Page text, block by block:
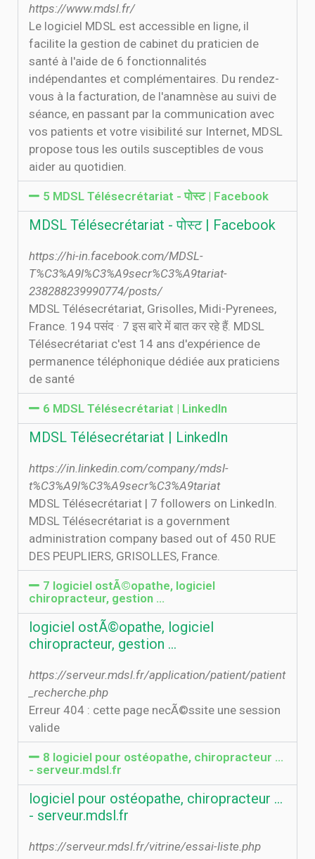
https://www.mdsl.fr/
Le logiciel MDSL est accessible en ligne, il
facilite la gestion de cabinet du praticien de
santé à l'aide de 6 fonctionnalités
indépendantes et complémentaires. Du rendez-
vous à la facturation, de l'anamnèse au suivi de
séance, en passant par la communication avec
vos patients et votre visibilité sur Internet, MDSL
propose tous les outils susceptibles de vous
aider au quotidien.
5 MDSL Télésecrétariat - पोस्ट | Facebook
MDSL Télésecrétariat - पोस्ट | Facebook
https://hi-in.facebook.com/MDSL-
T%C3%A9l%C3%A9secr%C3%A9tariat-
238288239990774/posts/
MDSL Télésecrétariat, Grisolles, Midi-Pyrenees,
France. 194 पसंद · 7 इस बारे में बात कर रहे हैं. MDSL
Télésecrétariat c'est 14 ans d'expérience de
permanence téléphonique dédiée aux praticiens
de santé
6 MDSL Télésecrétariat | LinkedIn
MDSL Télésecrétariat | LinkedIn
https://in.linkedin.com/company/mdsl-
t%C3%A9l%C3%A9secr%C3%A9tariat
MDSL Télésecrétariat | 7 followers on LinkedIn.
MDSL Télésecrétariat is a government
administration company based out of 450 RUE
DES PEUPLIERS, GRISOLLES, France.
7 logiciel ostÃ©opathe, logiciel
chiropracteur, gestion ...
logiciel ostÃ©opathe, logiciel
chiropracteur, gestion ...
https://serveur.mdsl.fr/application/patient/patient
_recherche.php
Erreur 404 : cette page necÃ©ssite une session
valide
8 logiciel pour ostéopathe, chiropracteur ...
- serveur.mdsl.fr
logiciel pour ostéopathe, chiropracteur ...
- serveur.mdsl.fr
https://serveur.mdsl.fr/vitrine/essai-liste.php